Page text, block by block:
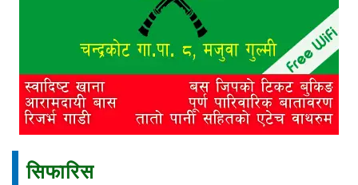
सिफारिस